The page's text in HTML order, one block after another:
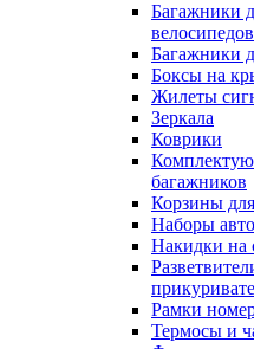
Багажники
велосипедов
Багажники
Боксы на
Жилеты
Зеркала
Коврики
багажников
Корзины
Наборы
Накидки на
Рамки
Термосы и